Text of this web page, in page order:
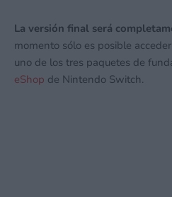
La versión final será
momento sólo es posible
uno de los tres paquetes de
eShop de Nintendo Switch.